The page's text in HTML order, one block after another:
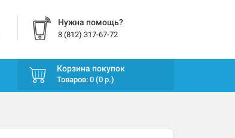
Нужна помощь?
8 (812) 317-67-72
Корзина покупок
Товаров: 0 (0 р.)